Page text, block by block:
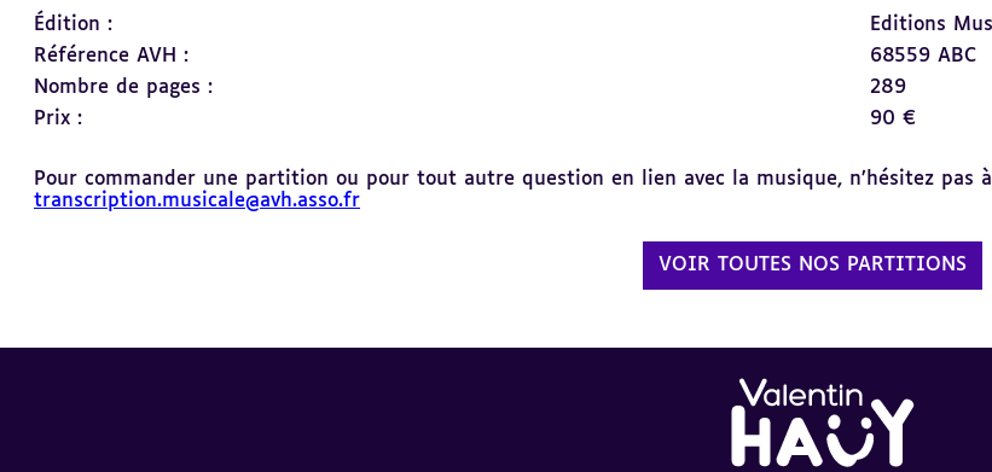
Édition :
Editions
Référence AVH :
68559 ABC
Nombre de pages :
289
Prix :
90 €
Pour commander une partition ou pour tout autre question en lien avec la musique, n’hésitez pas
transcription.musicale@avh.asso.fr
VOIR TOUTES NOS PARTITIONS